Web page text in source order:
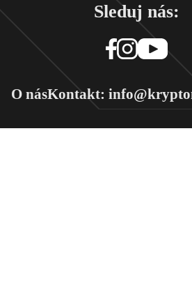
Sleduj nás:
O násKontakt: